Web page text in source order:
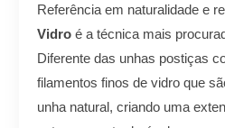
Referência em naturalidade e
Vidro é a técnica mais
Diferente das unhas postiças
filamentos finos de vidro que
unha natural, criando uma